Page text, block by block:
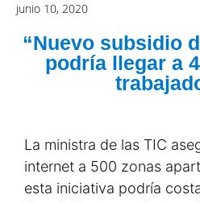
junio 10, 2020
“Nuevo subsidio
podría llegar a
La ministra de las TIC
internet a 500 zonas
esta iniciativa podría